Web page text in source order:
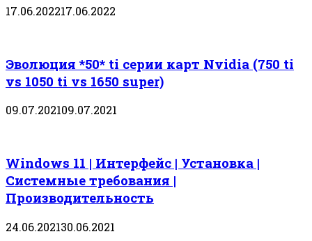
17.06.202217.06.2022
Эволюция *50* ti серии карт Nvidia (750 ti
vs 1050 ti vs 1650 super)
09.07.202109.07.2021
Windows 11 | Интерфейс | Установка |
Системные требования |
Производительность
24.06.202130.06.2021